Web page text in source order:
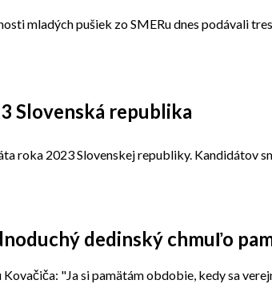
mladých pušiek zo SMERu dnes podávali
Slovenská republika
roka 2023 Slovenskej republiky. Kandidátov
dedinský chmuľo
"Ja si pamätám obdobie, kedy sa